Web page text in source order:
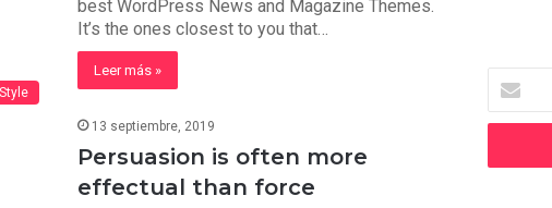
best WordPress News and Magazine Themes.
It’s the ones closest to you that…
Leer más »
13 septiembre, 2019
Persuasion is often more
effectual than force
Escribe
tu
correo